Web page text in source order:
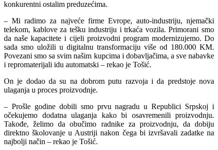
konkurentni ostalim preduzećima.
– Mi radimo za najveće firme Evrope, auto-industriju, njemački
telekom, kablove za tešku industriju i trkaća vozila. Primorani smo
da naše kapacitete i cijeli proizvodni program modernizujemo. Do
sada smo uložili u digitalnu transformaciju više od 180.000 KM.
Povezani smo sa svim našim kupcima i dobavljačima, a sve nabavke
i repromaterijali idu automatski – rekao je Tošić.
On je dodao da su na dobrom putu razvoja i da predstoje nova
ulaganja u proces proizvodnje.
– Prošle godine dobili smo prvu nagradu u Republici Srpskoj i
očekujemo dodatna ulaganja kako bi osavremenili proizvodnju.
Takođe, želimo da obučimo radnike za proizvodnju, da dobiju
direktno školovanje u Austriji nakon čega bi izvršavali zadatke na
najbolji način – rekao je Tošić.